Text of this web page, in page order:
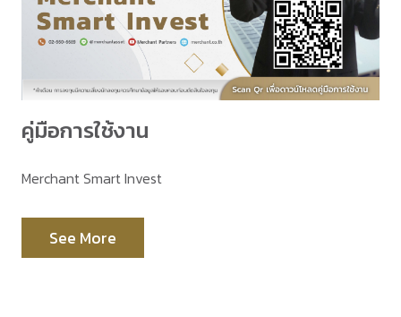
คู่มือการใช้งาน
Merchant Smart Invest
See More